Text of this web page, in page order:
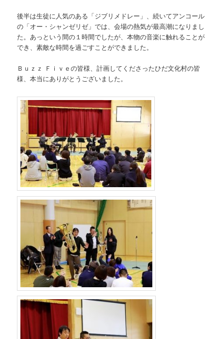
後半は生徒に人気のある「ジブリメドレー」、続いてアンコール
の「オー・シャンゼリゼ」では、会場の熱気が最高潮になりまし
た。あっという間の１時間でしたが、本物の音楽に触れることが
でき、素敵な時間を過ごすことができました。
Ｂｕｚｚ Ｆｉｖｅの皆様、計画してくださったひだ文化村の皆
様、本当にありがとうございました。